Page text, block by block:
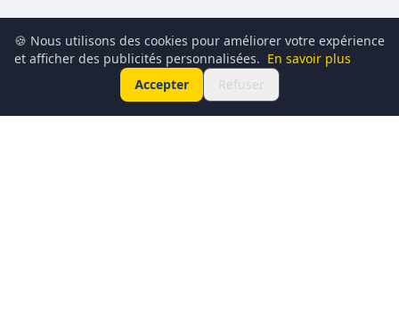
🍪 Nous utilisons des cookies pour améliorer votre expérience
et afficher des publicités personnalisées. En savoir plus
Accepter
Refuser